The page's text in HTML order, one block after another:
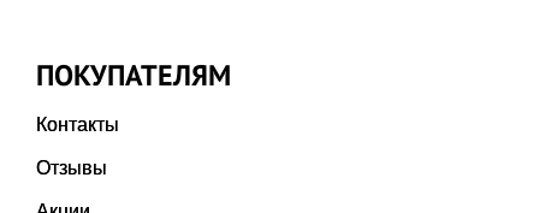
ПОКУПАТЕЛЯМ
Контакты
Отзывы